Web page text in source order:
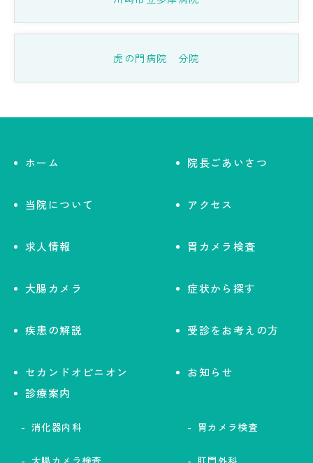
虎の門病院 分院
ホーム 院長ごあいさつ
当院について アクセス
求人情報 胃カメラ検査
大腸カメラ 症状から探す
疾患の解説 受診をお考えの方
セカンドオピニオン
お知らせ
診療案内
消化器内科 胃カメラ検査